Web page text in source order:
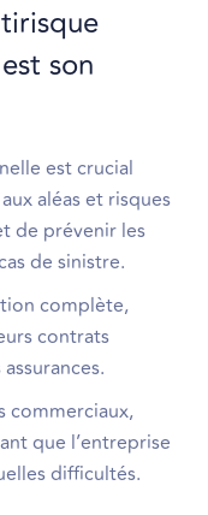
son
est crucial
aléas et risques
de prévenir les
de sinistre.
complète,
contrats
commerciaux,
que l’entreprise
difficultés.